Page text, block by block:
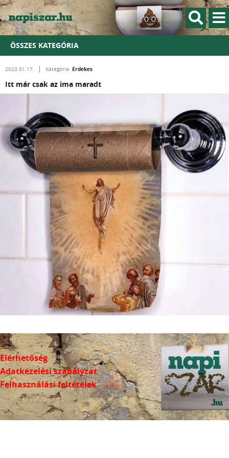
ÖSSZES KATEGÓRIA
2023.01.17. Kategória: Érdekes
Itt már csak az ima maradt
Elérhetőség
Adatkezelési szabályzat
Felhasználási feltételek